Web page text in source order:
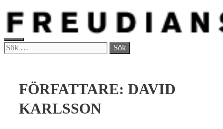
Hoppa
innehåll
MENY
Sök
FÖRFATTARE: DAVID
KARLSSON